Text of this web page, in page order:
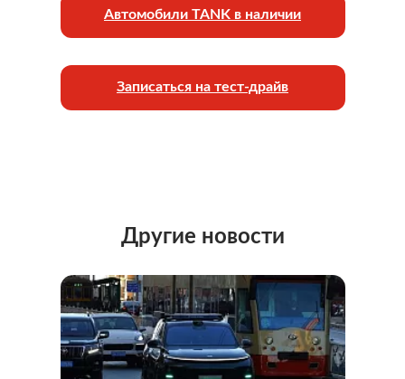
Автомобили TANK в наличии
Записаться на тест-драйв
Другие новости